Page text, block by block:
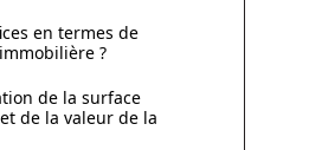
en termes de
?
de la surface
de la valeur de la